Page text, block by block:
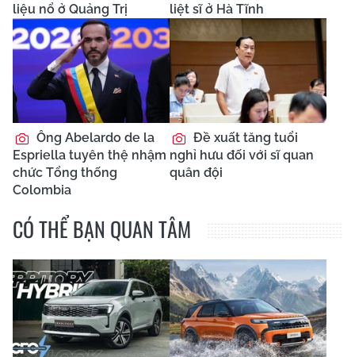
liệu nổ ở Quảng Trị
liệt sĩ ở Hà Tĩnh
Ông Abelardo de la
Espriella tuyên thệ nhậm
chức Tổng thống
Colombia
Đề xuất tăng tuổi
nghỉ hưu đối với sĩ quan
quân đội
CÓ THỂ BẠN QUAN TÂM